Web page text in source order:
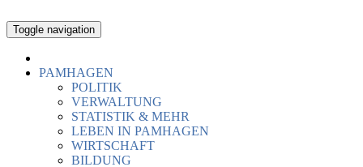
Toggle navigation
PAMHAGEN
POLITIK
VERWALTUNG
STATISTIK & MEHR
LEBEN IN PAMHAGEN
WIRTSCHAFT
BILDUNG